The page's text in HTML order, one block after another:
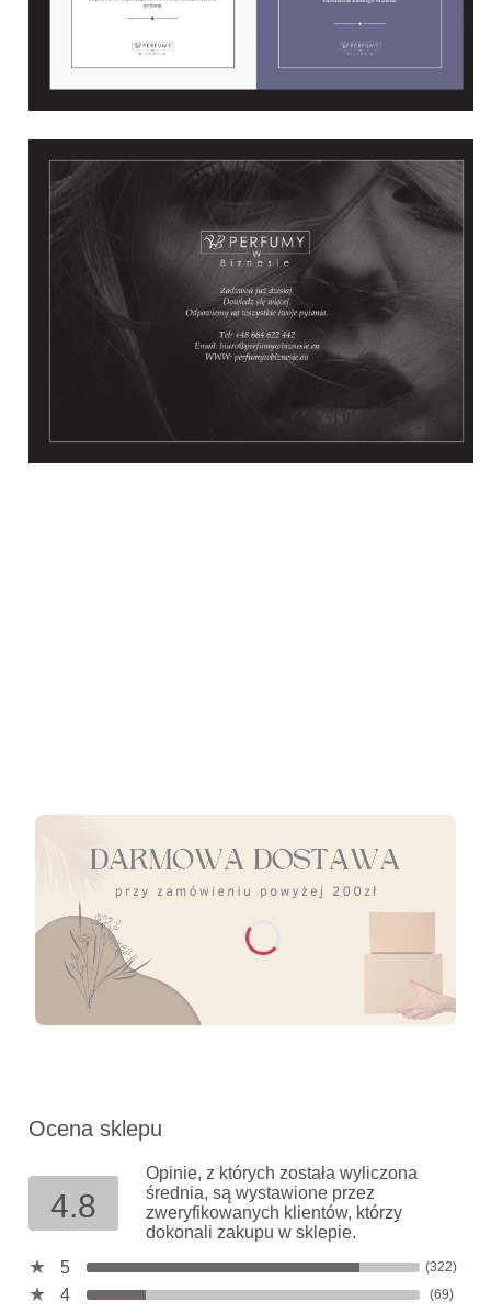
Ocena sklepu
4.8
Opinie, z których została wyliczona
średnia, są wystawione przez
zweryfikowanych klientów, którzy
dokonali zakupu w sklepie.
5
(322)
4 (69)